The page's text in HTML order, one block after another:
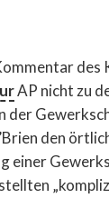
des
AP nicht zu
der
den
einer